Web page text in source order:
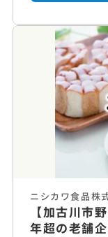
ニシカワ食品株
【加古川市
年超の老舗